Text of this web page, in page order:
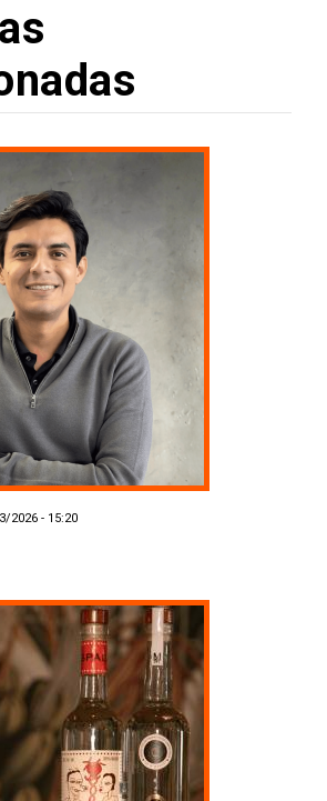
2026 - 15:20